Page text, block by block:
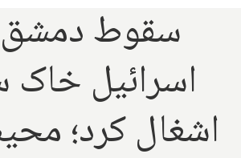
سقوط دمشق
اسرائیل خاک
اشغال کرد؛